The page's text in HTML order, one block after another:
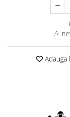
Dalti electricieni
Ai
Adauga